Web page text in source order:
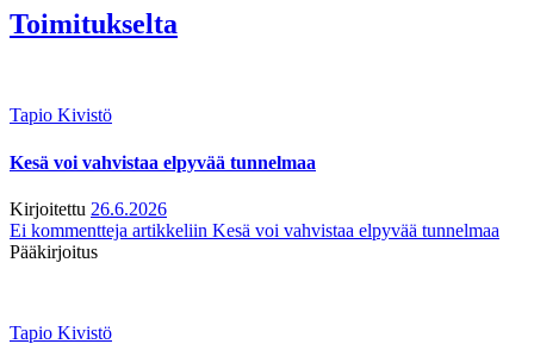
Toimitukselta
Tapio Kivistö
Kesä voi vahvistaa elpyvää tunnelmaa
Kirjoitettu 26.6.2026
Ei kommentteja artikkeliin Kesä voi vahvistaa elpyvää tunnelmaa
Pääkirjoitus
Tapio Kivistö